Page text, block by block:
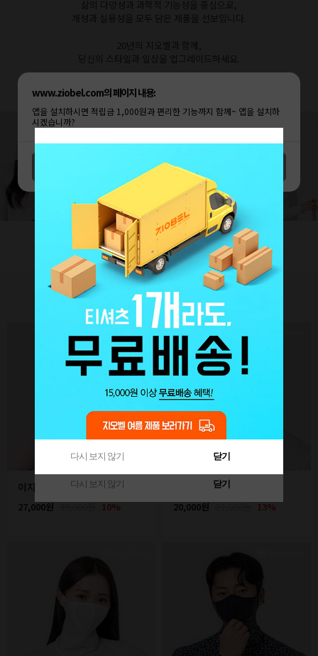
creative & innovative
이지오픈목토시[체인 핑크]
27,000원 30,000원 10%
쿨넥마스크[체인 화이트]
20,000원 23,000원 13%
다시 보지 않기 닫기
다시 보지 않기 닫기
www.ziobel.com의 페이지 내용:
앱을 설치하시면 적립금 1,000원과 편리한 기능까지 함께~ 앱을 설치하
시겠습니까?